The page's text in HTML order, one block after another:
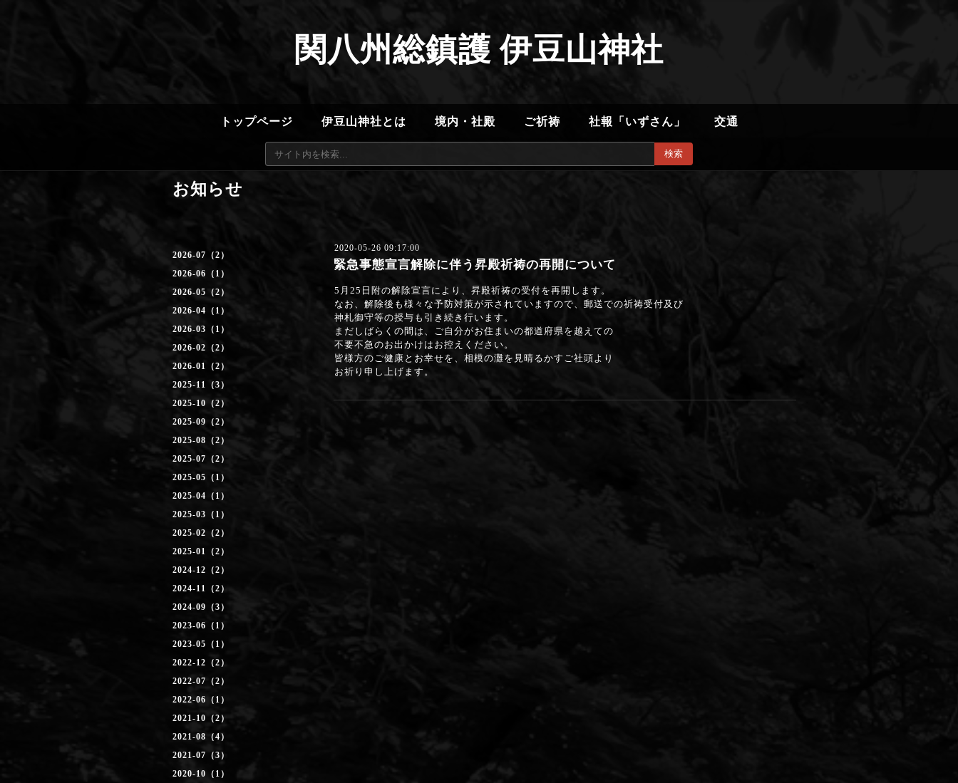
関八州総鎮護 伊豆山神社
トップページ 伊豆山神社とは 境内・社殿 ご祈祷 社報「いずさん」 交通
検索
2026-07（2）
2026-06（1）
2026-05（2）
2026-04（1）
2026-03（1）
2026-02（2）
2026-01（2）
2025-11（3）
2025-10（2）
2025-09（2）
2025-08（2）
2025-07（2）
2025-05（1）
2025-04（1）
2025-03（1）
2025-02（2）
2025-01（2）
2024-12（2）
2024-11（2）
2024-09（3）
2023-06（1）
2023-05（1）
2022-12（2）
2022-07（2）
2022-06（1）
2021-10（2）
2021-08（4）
2021-07（3）
2020-10（1）
お知らせ
2020-05-26 09:17:00
緊急事態宣言解除に伴う昇殿祈祷の再開について
5月25日附の解除宣言により、昇殿祈祷の受付を再開します。
なお、解除後も様々な予防対策が示されていますので、郵送での祈祷受付及び
神札御守等の授与も引き続き行います。
まだしばらくの間は、ご自分がお住まいの都道府県を越えての
不要不急のお出かけはお控えください。
皆様方のご健康とお幸せを、相模の灘を見晴るかすご社頭より
お祈り申し上げます。